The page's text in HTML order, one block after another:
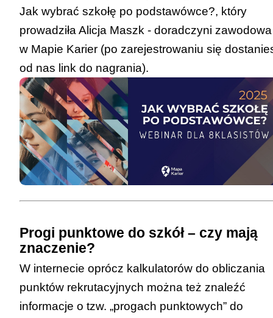
działające na terenie szkoły, na
szczeblu:
a. międzynarodowym – 4 punkty;
b. krajowym – 3 punkty;
c. wojewódzkim – 2 punkty;
d. powiatowym – 1 punkt.
Maksymalna liczba punktów możliwych do
uzyskania za wszystkie osiągnięcia wynosi
ogólnopolskiej olimpiady przedmiotowej
lub laureata konkursu przedmiotowego
o zasięgu wojewódzkim lub
ponadwojewódzkim, możesz liczyć na
przyjęcie w pierwszej kolejności:
Jak wybrać szkołę po podstawówce?, który
prowadziła Alicja Maszk - doradczyni zawodowa
w Mapie Karier (po zarejestrowaniu się
od nas link do nagrania).
Progi punktowe do szkół – czy mają
znaczenie?
W internecie oprócz kalkulatorów do obliczania
punktów rekrutacyjnych można też znaleźć
informacje o tzw. „progach punktowych” do